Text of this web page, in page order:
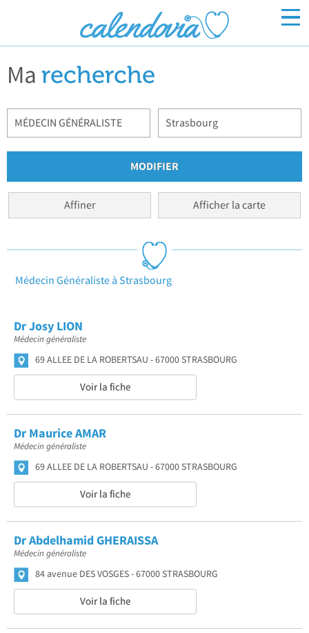
Inscrivez-vous Connexion
Ma recherche
Affiner Afficher la carte
Médecin Généraliste à Strasbourg
Dr Josy LION
Médecin généraliste
69 ALLEE DE LA ROBERTSAU 67000 STRASBOURG
Voir la fiche
Dr Maurice AMAR
Médecin généraliste
69 ALLEE DE LA ROBERTSAU 67000 STRASBOURG
Voir la fiche
Dr Abdelhamid GHERAISSA
Médecin généraliste
84 avenue DES VOSGES 67000 STRASBOURG
Voir la fiche